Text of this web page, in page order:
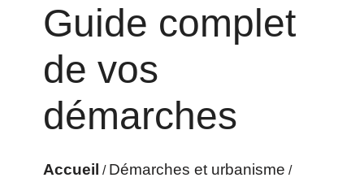
Guide complet
de vos
démarches
Accueil / Démarches et urbanisme /